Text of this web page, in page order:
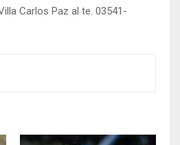
Carlos Paz al te. 03541-